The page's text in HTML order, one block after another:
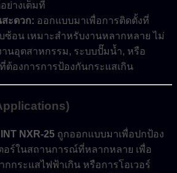
ย่างเต็มที่
สะดวก: ออกแบบมาเพื่อการติดตั้งที่
ซ้อน เหมาะสำหรับงานหลากหลาย ไม่
านอุตสาหกรรม, ระบบปั๊มน้ำ, หรือ
ต้องการการป้องกันกระแสเกิน
NXR-25 ถูกออกแบบมาเพื่อปกป้อง
ร์ในสถานการณ์ที่หลากหลาย เพื่อ
กกระแสไฟฟ้าเกิน หรือการโอเวอร์